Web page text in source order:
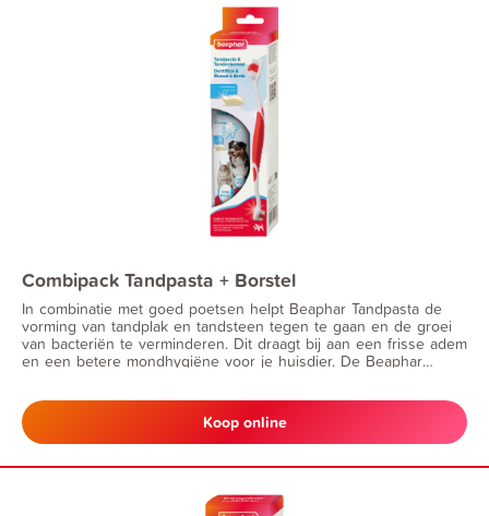
Combipack Tandpasta + Borstel
In combinatie met goed poetsen helpt Beaphar Tandpasta de
vorming van tandplak en tandsteen tegen te gaan en de groei
van bacteriën te verminderen. Dit draagt bij aan een frisse adem
en een betere mondhygiëne voor je huisdier. De Beaphar
schoon en gezond blijven. Geschikt voor alle honden en katten.
Koop online